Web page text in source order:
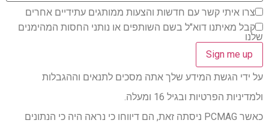
צרו איתי קשר עם חדשות והצעות ממותגים עתידיים אחרים
קבל מאיתנו דוא"ל בשם השותפים או נותני החסות המהימנים
שלנו
על ידי הגשת המידע שלך אתה מסכים לתנאים וההגבלות
ולמדיניות הפרטיות ובגיל 16 ומעלה.
כאשר PCMAG ניסתה זאת, הם דיווחו כי נראה היה כי הנתונים